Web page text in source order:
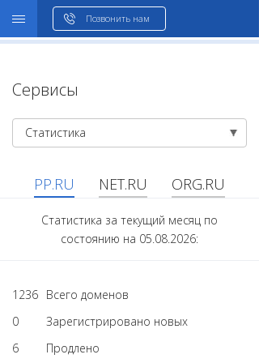
Позвонить нам
Сервисы
Статистика
PP.RU NET.RU ORG.RU
Статистика за текущий месяц по
состоянию на 05.08.2026:
1236 Всего доменов
0
Зарегистрировано новых
6
Продлено